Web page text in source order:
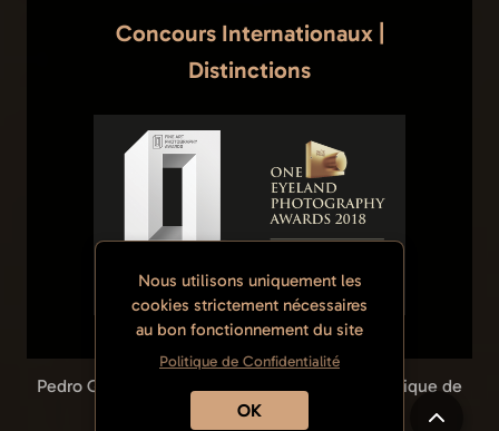
Concours Internationaux |
Distinctions
Pedro Queiroga | © Tous Droits Réservés |
Politique de
Confidentialité
Nous utilisons uniquement les
cookies strictement nécessaires
au bon fonctionnement du site
Politique de Confidentialité
OK